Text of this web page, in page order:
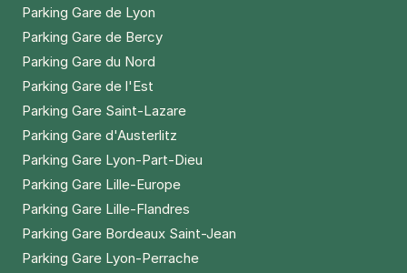
Parking Gare de Lyon
Parking Gare de Bercy
Parking Gare du Nord
Parking Gare de l'Est
Parking Gare Saint-Lazare
Parking Gare d'Austerlitz
Parking Gare Lyon-Part-Dieu
Parking Gare Lille-Europe
Parking Gare Lille-Flandres
Parking Gare Bordeaux Saint-Jean
Parking Gare Lyon-Perrache